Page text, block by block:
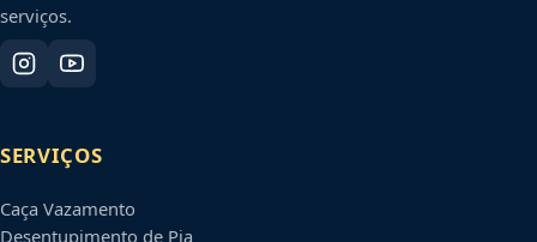
serviços.
SERVIÇOS
Caça Vazamento
Desentupimento de Pia